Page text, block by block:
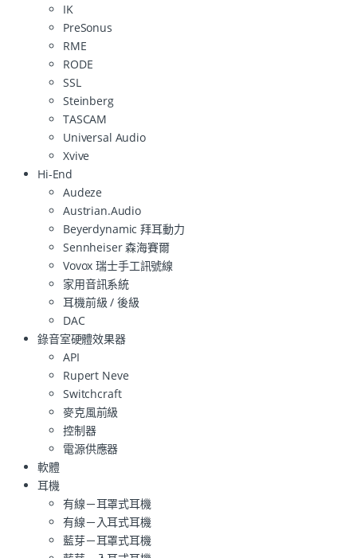
IK
PreSonus
RME
RODE
SSL
Steinberg
TASCAM
Universal Audio
Xvive
Hi-End
Audeze
Austrian.Audio
Beyerdynamic 拜耳動力
Sennheiser 森海賽爾
Vovox 瑞士手工訊號線
家用音訊系統
耳機前級 / 後級
DAC
錄音室硬體效果器
API
Rupert Neve
Switchcraft
麥克風前級
控制器
電源供應器
軟體
耳機
有線－耳罩式耳機
有線－入耳式耳機
藍芽－耳罩式耳機